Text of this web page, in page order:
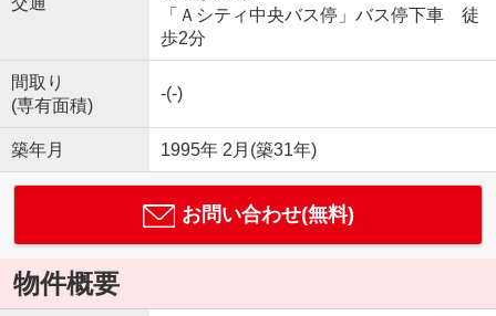
「Ａシティ中央バス停」バス停下車 徒
歩2分
間取り
(専有面積)
-(-)
築年月 1995年 2月(築31年)
お問い合わせ(無料)
物件概要